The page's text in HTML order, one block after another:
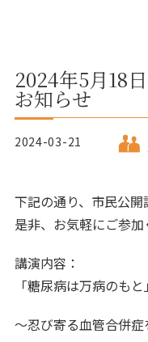
2024年5月18
お知らせ
2024-03-21
下記の通り、市民公開
是非、お気軽にご参加
講演内容：
「糖尿病は万病のもと」
〜忍び寄る血管合併